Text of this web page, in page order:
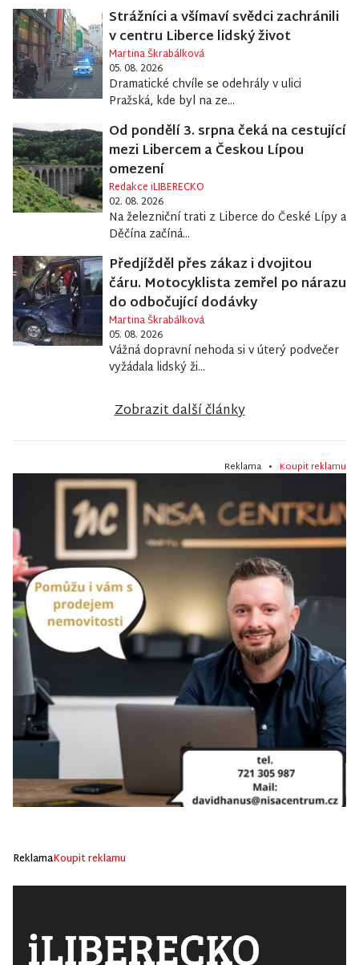
Strážníci a všímaví svědci zachránili
v centru Liberce lidský život
Martina Škrabálková
05. 08. 2026
Dramatické chvíle se odehrály v ulici
Pražská, kde byl na ze...
Od pondělí 3. srpna čeká na cestující
mezi Libercem a Českou Lípou
omezení
Redakce iLIBERECKO
02. 08. 2026
Na železniční trati z Liberce do České Lípy a
Děčína začíná...
Předjížděl přes zákaz i dvojitou
čáru. Motocyklista zemřel po nárazu
do odbočující dodávky
Martina Škrabálková
05. 08. 2026
Vážná dopravní nehoda si v úterý podvečer
vyžádala lidský ži...
Zobrazit další články
Reklama • Koupit reklamu
ReklamaKoupit reklamu